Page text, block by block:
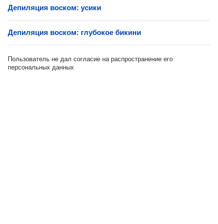
Депиляция воском: усики
Депиляция воском: глубокое бикини
Пользователь не дал согласие на распространение его
персональных данных